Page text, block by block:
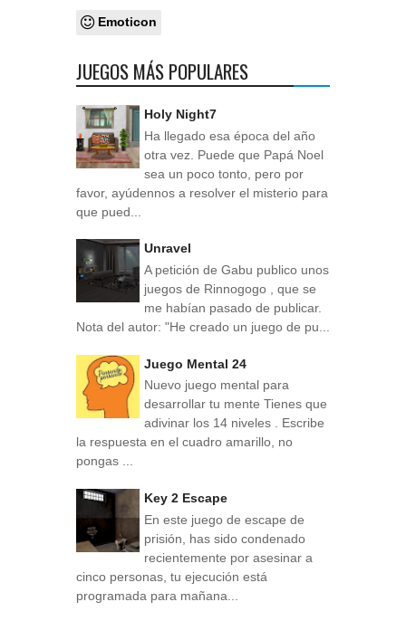
Emoticon
JUEGOS MÁS POPULARES
Holy Night7
Ha llegado esa época del año
otra vez. Puede que Papá Noel
sea un poco tonto, pero por
favor, ayúdennos a resolver el misterio para
que pued...
Unravel
A petición de Gabu publico unos
juegos de Rinnogogo , que se
me habían pasado de publicar.
Nota del autor: "He creado un juego de pu...
Juego Mental 24
Nuevo juego mental para
desarrollar tu mente Tienes que
adivinar los 14 niveles . Escribe
la respuesta en el cuadro amarillo, no
pongas ...
Key 2 Escape
En este juego de escape de
prisión, has sido condenado
recientemente por asesinar a
cinco personas, tu ejecución está
programada para mañana...